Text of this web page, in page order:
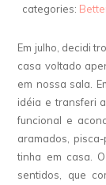
categories:
Em julho, decidi
casa voltado
em nossa sala.
idéia e transferi
funcional e
aramados,
tinha em casa.
sentidos, que